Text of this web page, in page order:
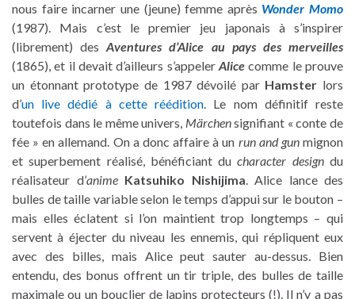
nous faire incarner une (jeune) femme après Wonder Momo
(1987). Mais c’est le premier jeu japonais à s’inspirer
(librement) desAventures d’Alice au pays des merveilles
(1865), et il devait d’ailleurs s’appeler Alice comme le prouve
un étonnant prototype de 1987 dévoilé par Hamster lors
d’un live dédié à cette réédition. Le nom définitif reste
toutefois dans le même univers, Märchensignifiant « conte de
fée » en allemand. On a donc affaire à un run and gunmignon
et superbement réalisé, bénéficiant ducharacter designdu
réalisateur d’anime Katsuhiko Nishijima. Alice lance des
bulles de taille variable selon le temps d’appui sur le bouton –
mais elles éclatent si l’on maintient trop longtemps – qui
servent à éjecter du niveau les ennemis, qui répliquent eux
avec des billes, mais Alice peut sauter au-dessus. Bien
entendu, des bonus offrent un tir triple, des bulles de taille
maximale ou un bouclier de lapins protecteurs (!). Il n’y a pas